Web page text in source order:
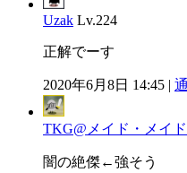
Uzak Lv.224
正解でーす
2020年6月8日 14:45 |
TKG@メイド・メイド
闇の絶傑←強そう